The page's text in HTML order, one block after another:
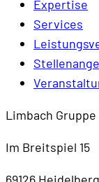
Expertise
Services
Limbach Gruppe
Im Breitspiel 15